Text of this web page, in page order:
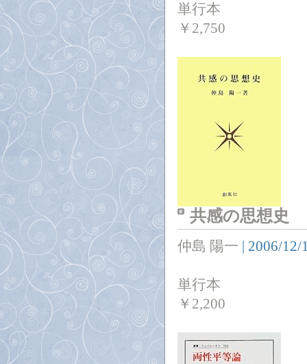
単行本
￥ 2,750
共感の思想史
仲島 陽一 | 2006/12/
単行本
￥ 2,200